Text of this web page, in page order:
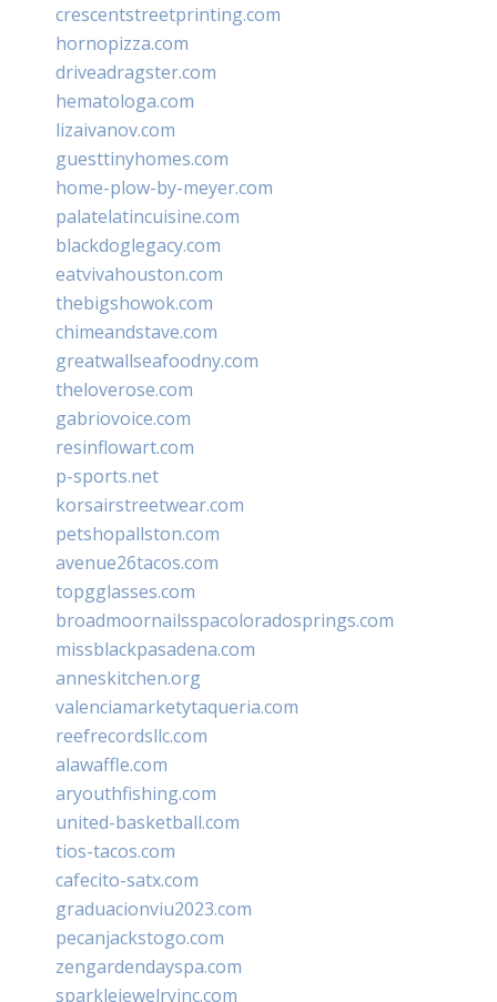
crescentstreetprinting.com
hornopizza.com
driveadragster.com
hematologa.com
lizaivanov.com
guesttinyhomes.com
home-plow-by-meyer.com
palatelatincuisine.com
blackdoglegacy.com
eatvivahouston.com
thebigshowok.com
chimeandstave.com
greatwallseafoodny.com
theloverose.com
gabriovoice.com
resinflowart.com
p-sports.net
korsairstreetwear.com
petshopallston.com
avenue26tacos.com
topgglasses.com
broadmoornailsspacoloradosprings.com
missblackpasadena.com
anneskitchen.org
valenciamarketytaqueria.com
reefrecordsllc.com
alawaffle.com
aryouthfishing.com
united-basketball.com
tios-tacos.com
cafecito-satx.com
graduacionviu2023.com
pecanjackstogo.com
zengardendayspa.com
sparklejewelryinc.com